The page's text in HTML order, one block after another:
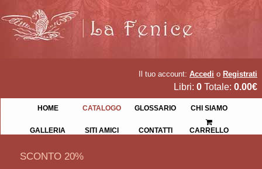
Il tuo account: Accedi o Registrati
Libri: 0 Totale: 0.00€
HOME CATALOGO GLOSSARIO CHI SIAMO
GALLERIA SITI AMICI CONTATTI CARRELLO
SCONTO 20%